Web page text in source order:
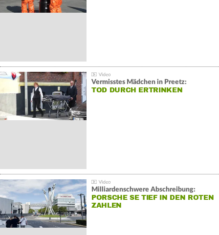
Vermisstes Mädchen in Preetz:
TOD DURCH ERTRINKEN
Milliardenschwere Abschreibung:
PORSCHE SE TIEF IN DEN ROTEN
ZAHLEN